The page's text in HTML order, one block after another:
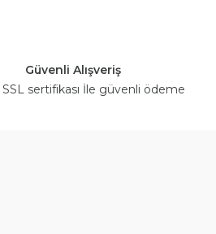
Güvenli Alışveriş
sertifikası İle güvenli ödeme